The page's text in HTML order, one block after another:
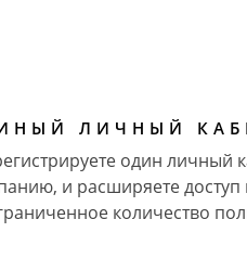
ЛИЧНЫЙ
один личный
и расширяете доступ
количество